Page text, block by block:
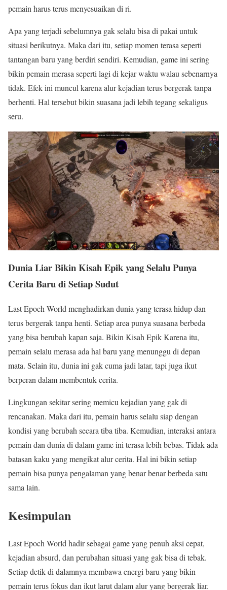
pemain harus terus menyesuaikan di ri.
Apa yang terjadi sebelumnya gak selalu bisa di pakai untuk
situasi berikutnya. Maka dari itu, setiap momen terasa seperti
tantangan baru yang berdiri sendiri. Kemudian, game ini sering
bikin pemain merasa seperti lagi di kejar waktu walau sebenarnya
tidak. Efek ini muncul karena alur kejadian terus bergerak tanpa
berhenti. Hal tersebut bikin suasana jadi lebih tegang sekaligus
seru.
Dunia Liar Bikin Kisah Epik yang Selalu Punya
Cerita Baru di Setiap Sudut
Last Epoch World menghadirkan dunia yang terasa hidup dan
terus bergerak tanpa henti. Setiap area punya suasana berbeda
yang bisa berubah kapan saja. Bikin Kisah Epik Karena itu,
pemain selalu merasa ada hal baru yang menunggu di depan
mata. Selain itu, dunia ini gak cuma jadi latar, tapi juga ikut
berperan dalam membentuk cerita.
Lingkungan sekitar sering memicu kejadian yang gak di
rencanakan. Maka dari itu, pemain harus selalu siap dengan
kondisi yang berubah secara tiba tiba. Kemudian, interaksi antara
pemain dan dunia di dalam game ini terasa lebih bebas. Tidak ada
batasan kaku yang mengikat alur cerita. Hal ini bikin setiap
pemain bisa punya pengalaman yang benar benar berbeda satu
sama lain.
Kesimpulan
Last Epoch World hadir sebagai game yang penuh aksi cepat,
kejadian absurd, dan perubahan situasi yang gak bisa di tebak.
Setiap detik di dalamnya membawa energi baru yang bikin
pemain terus fokus dan ikut larut dalam alur yang bergerak liar.